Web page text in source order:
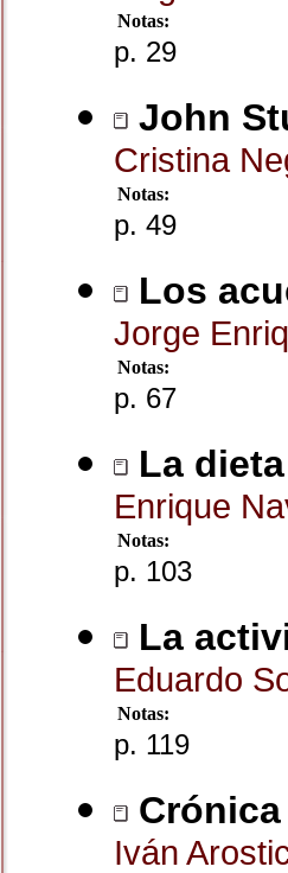
Notas:
p. 29
John
Cristina
Notas:
p. 49
Los
Jorge
Notas:
p. 67
La
Enrique
Notas:
p. 103
La
Eduardo
Notas:
p. 119
Iván